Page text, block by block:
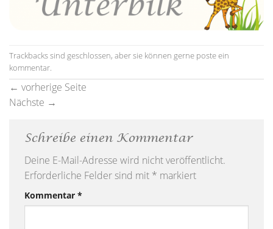
Trackbacks sind geschlossen, aber sie können gerne poste ein
kommentar.
← vorherige Seite
Nächste →
Schreibe einen Kommentar
Deine E-Mail-Adresse wird nicht veröffentlicht.
Erforderliche Felder sind mit * markiert
Kommentar *